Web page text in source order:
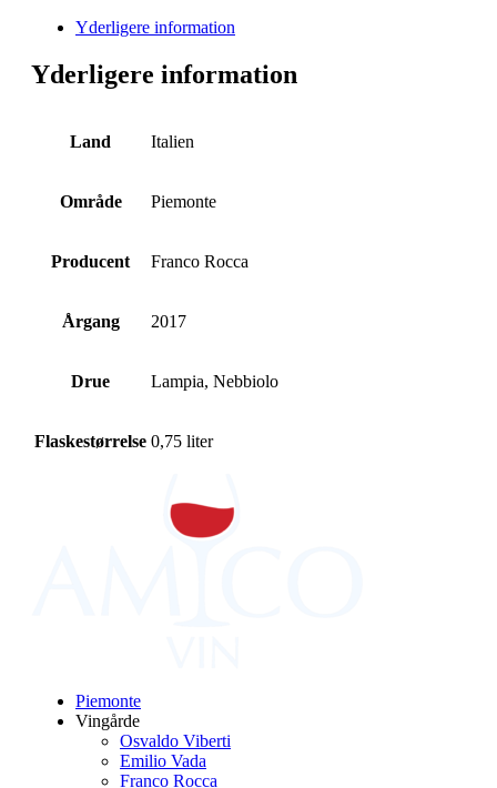
Yderligere information
Yderligere information
Land Italien
Område Piemonte
Producent Franco Rocca
Årgang 2017
Drue Lampia, Nebbiolo
Flaskestørrelse 0,75 liter
Piemonte
Vingårde
Osvaldo Viberti
Emilio Vada
Franco Rocca